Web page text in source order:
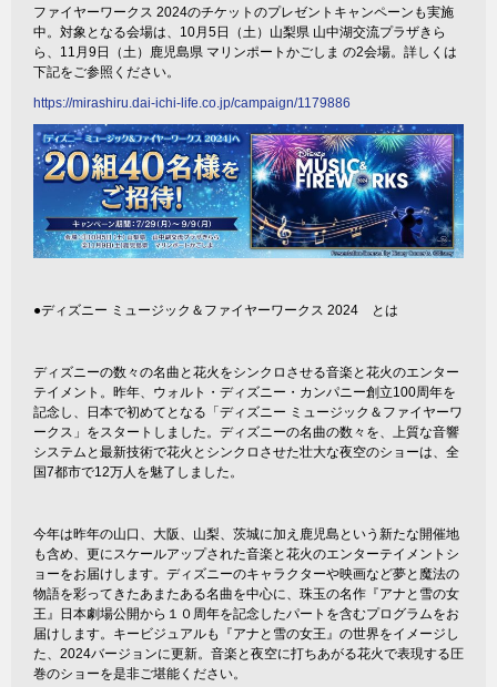
ファイヤーワークス 2024のチケットのプレゼントキャンペーンも実施
中。対象となる会場は、10月5日（土）山梨県 山中湖交流プラザきら
ら、11月9日（土）鹿児島県 マリンポートかごしま の2会場。詳しくは
下記をご参照ください。
https://mirashiru.dai-ichi-life.co.jp/campaign/1179886
●ディズニー ミュージック＆ファイヤーワークス 2024 とは
ディズニーの数々の名曲と花火をシンクロさせる音楽と花火のエンター
テイメント。昨年、ウォルト・ディズニー・カンパニー創立100周年を
記念し、日本で初めてとなる「ディズニー ミュージック＆ファイヤーワ
ークス」をスタートしました。ディズニーの名曲の数々を、上質な音響
システムと最新技術で花火とシンクロさせた壮大な夜空のショーは、全
国7都市で12万人を魅了しました。
今年は昨年の山口、大阪、山梨、茨城に加え鹿児島という新たな開催地
も含め、更にスケールアップされた音楽と花火のエンターテイメントシ
ョーをお届けします。ディズニーのキャラクターや映画など夢と魔法の
物語を彩ってきたあまたある名曲を中心に、珠玉の名作『アナと雪の女
王』日本劇場公開から１０周年を記念したパートを含むプログラムをお
届けします。キービジュアルも『アナと雪の女王』の世界をイメージし
た、2024バージョンに更新。音楽と夜空に打ちあがる花火で表現する圧
巻のショーを是非ご堪能ください。